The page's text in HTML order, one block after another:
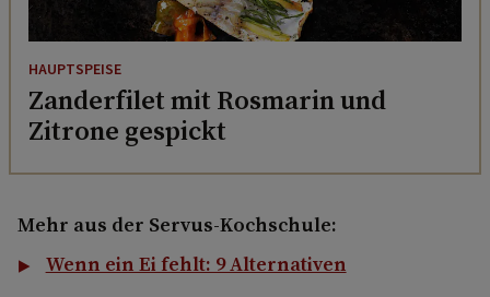
HAUPTSPEISE
Zanderfilet mit Rosmarin und
Zitrone gespickt
Mehr aus der Servus-Kochschule:
Wenn ein Ei fehlt: 9 Alternativen